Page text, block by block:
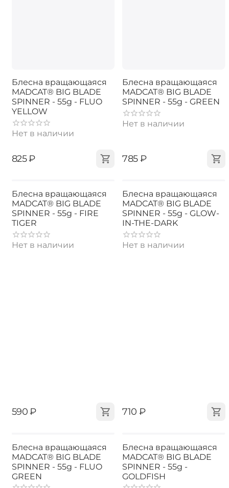
Блесна вращающаяся
MADCAT® BIG BLADE
SPINNER - 55g - FLUO
YELLOW
Нет в наличии
‍825‍₽
Блесна вращающаяся
MADCAT® BIG BLADE
SPINNER - 55g - GREEN
Нет в наличии
‍785‍₽
Блесна вращающаяся
MADCAT® BIG BLADE
SPINNER - 55g - FIRE
TIGER
Нет в наличии
‍590‍ ₽
Блесна вращающаяся
MADCAT® BIG BLADE
SPINNER - 55g - GLOW-
IN-THE-DARK
Нет в наличии
‍710‍ ₽
Блесна вращающаяся
MADCAT® BIG BLADE
SPINNER - 55g - FLUO
GREEN
Блесна вращающаяся
MADCAT® BIG BLADE
SPINNER - 55g -
GOLDFISH